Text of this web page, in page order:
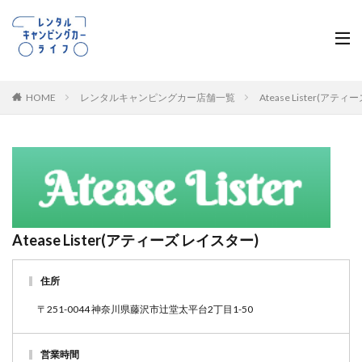
HOME レンタルキャンピングカー店舗一覧 Atease Lister(アティー
Atease Lister(アティーズ レイスター)
住所
〒251-0044 神奈川県藤沢市辻堂太平台2丁目1-50
営業時間